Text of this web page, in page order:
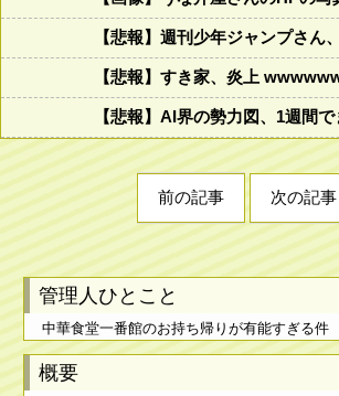
【悲報】週刊少年ジャンプさ
【悲報】すき家、炎上
【悲報】AI界の勢力図、1週間
前の記事 次の記事
管理人ひとこと
中華食堂一番館のお持ち帰りが有能すぎる件
概要